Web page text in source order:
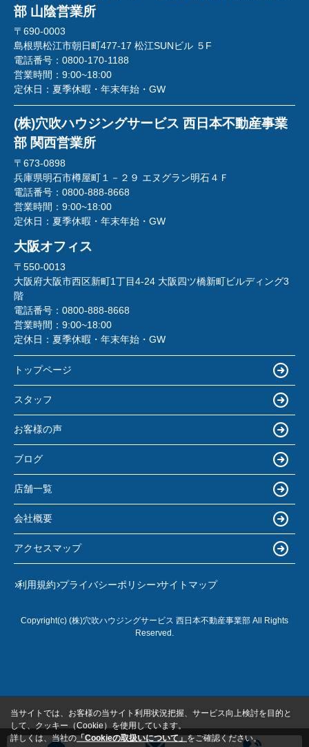
部 山陰営業所
〒690-0003
島根県松江市朝日町477-17 松江SUNビル ５F
電話番号： 0800-170-1188
営業時間： 9:00~18:00
定休日： 夏季休暇・年末年始・GW
(株)穴吹ハウジングサービス 西日本不動産事業
部 関西営業所
〒673-0898
兵庫県明石市樽屋町１－２９ エヌグラン明石４Ｆ
電話番号： 0800-888-8668
営業時間： 9:00~18:00
定休日： 夏季休暇・年末年始・GW
大阪オフィス
〒550-0013
大阪府大阪市西区新町1丁目4-24 大阪四ツ橋新町ビルディング3
階
電話番号： 0800-888-8668
営業時間： 9:00~18:00
定休日： 夏季休暇・年末年始・GW
トップページ
スタッフ
お客様の声
ブログ
店舗一覧
会社概要
アクセスマップ
利用規約 プライバシーポリシー サイトマップ
Copyright(c) (株)穴吹ハウジングサービス 西日本不動産事業部 All Rights
Reserved.
当サイトでは、お客様の当サイト利用状況把握、サービス向上検討を目的と
して、クッキー（Cookie）を使用しています。
詳しくは、当社の「Cookieの取扱いについて」をご確認ください。